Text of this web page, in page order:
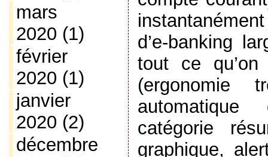
mars
2020 (1)
février
2020 (1)
janvier
2020 (2)
décembre
d’e-banking
tout ce
(ergonomie
catégorie
graphique,